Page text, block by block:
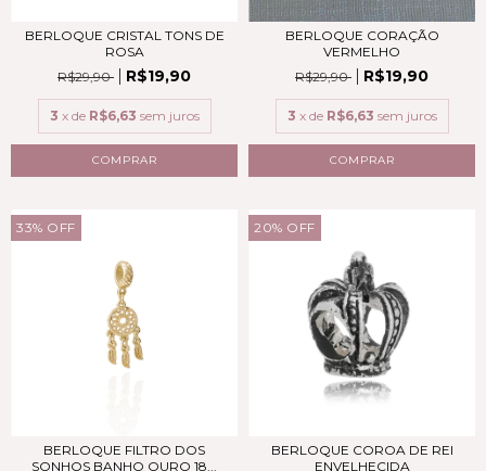
BERLOQUE CRISTAL TONS DE
ROSA
R$29,90
R$19,90
3 x de R$6,63 sem juros
COMPRAR
BERLOQUE CORAÇÃO
VERMELHO
R$29,90
R$19,90
3 x de R$6,63 sem juros
COMPRAR
33% OFF
BERLOQUE FILTRO DOS
SONHOS BANHO OURO 18...
20% OFF
BERLOQUE COROA DE REI
ENVELHECIDA